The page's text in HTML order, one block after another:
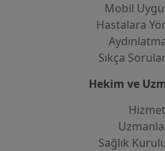
Mobil
Hastalara
Sıkça
Hekim ve
Sağlık